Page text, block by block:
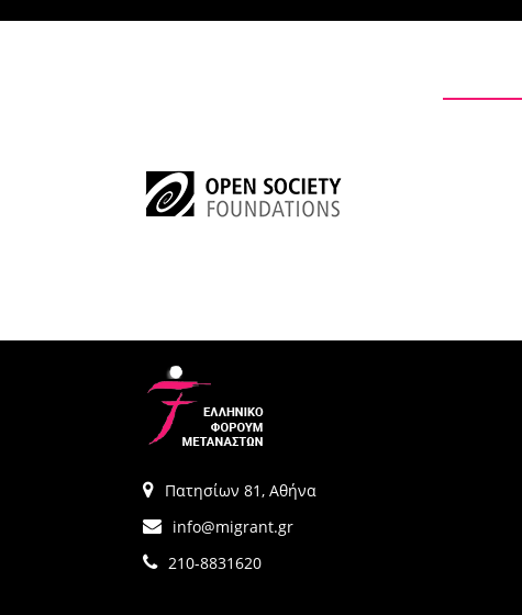
Πατησίων 81, Αθήνα
info@migrant.gr
210-8831620